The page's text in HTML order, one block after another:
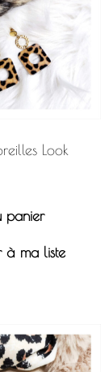
Look
panier
à ma liste